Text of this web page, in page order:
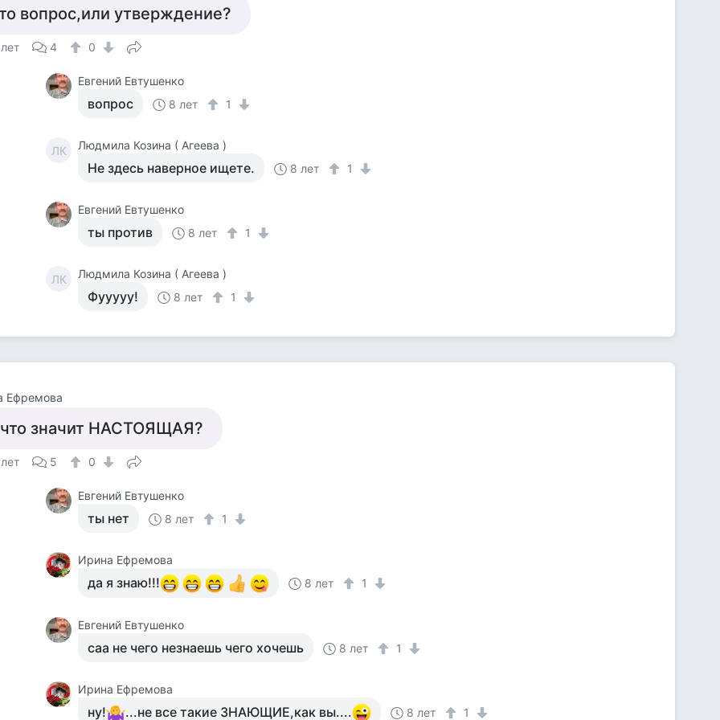
вопрос,или утверждение?
4 0
Евгений Евтушенко
вопрос 8 лет 1
ЛК Людмила Козина ( Агеева )
Не здесь наверное ищете. 8 лет 1
Евгений Евтушенко
ты против 8 лет 1
ЛК Людмила Козина ( Агеева )
Фууууу! 8 лет 1
Ефремова
значит НАСТОЯЩАЯ?
5 0
Евгений Евтушенко
ты нет 8 лет 1
Ирина Ефремова
да я знаю!!! 8 лет 1
Евгений Евтушенко
саа не чего незнаешь чего хочешь 8 лет 1
Ирина Ефремова
ну! ...не все такие ЗНАЮЩИЕ,как вы.... 8 лет 1